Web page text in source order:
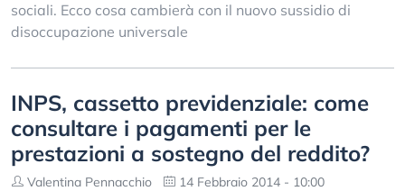
sociali. Ecco cosa cambierà con il nuovo sussidio di
disoccupazione universale
INPS, cassetto previdenziale: come
consultare i pagamenti per le
prestazioni a sostegno del reddito?
Valentina Pennacchio 14 Febbraio 2014 - 10:00